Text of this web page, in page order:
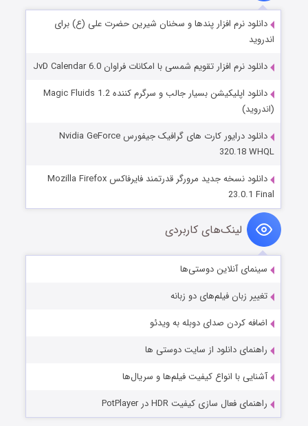
دانلود نرم افزار پندها و سخنان شیرین حضرت علی (ع) برای
اندروید
دانلود نرم افزار تقویم شمسی با امکانات فراوان JvD Calendar 6.0
دانلود اپلیکیشن بسیار جالب و سرگرم کننده Magic Fluids 1.2
(اندروید)
دانلود درایور کارت های گرافیک جیفورس Nvidia GeForce
320.18 WHQL
دانلود نسخه جدید مرورگر قدرتمند فایرفاکس Mozilla Firefox
23.0.1 Final
لینک‌های کاربردی
سینمای آنلاین دوستی‌ها
تغییر زبان فیلم‌های دو زبانه
اضافه کردن صدای دوبله به ویدئو
راهنمای دانلود از سایت دوستی ها
آشنایی با انواع کیفیت فیلم‌ها و سریال‌ها
راهنمای فعال سازی کیفیت HDR در PotPlayer